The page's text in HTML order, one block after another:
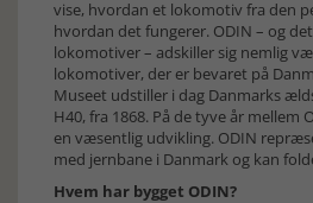
vise, hvordan et lokomotiv fra den
hvordan det fungerer. ODIN – og
lokomotiver – adskiller sig nemlig
lokomotiver, der er bevaret på
Museet udstiller i dag Danmarks
H40, fra 1868. På de tyve år mellem
en væsentlig udvikling. ODIN
med jernbane i Danmark og kan
Hvem har bygget ODIN?